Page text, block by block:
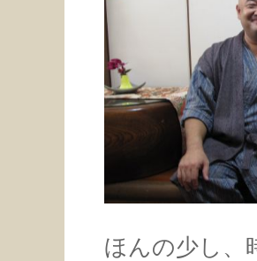
ほんの少し、